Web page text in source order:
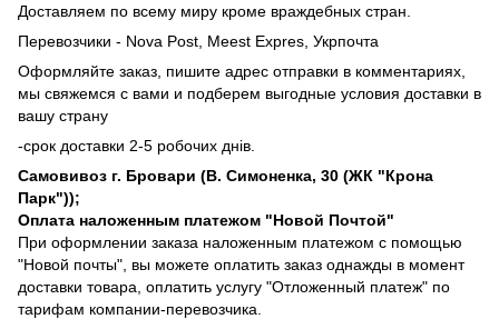
Доставляем по всему миру кроме враждебных стран.
Перевозчики - Nova Post, Meest Expres, Укрпочта
Оформляйте заказ, пишите адрес отправки в комментариях,
мы свяжемся с вами и подберем выгодные условия доставки в
вашу страну
-срок доставки 2-5 робочих днів.
Самовивоз г. Бровари (В. Симоненка, 30 (ЖК "Крона
Парк"));
Оплата наложенным платежом "Новой Почтой"
При оформлении заказа наложенным платежом с помощью
"Новой почты", вы можете оплатить заказ однажды в момент
доставки товара, оплатить услугу "Отложенный платеж" по
тарифам компании-перевозчика.